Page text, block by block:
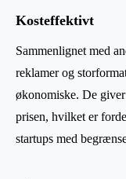
Kosteffektivt
Sammenlignet med
reklamer og
økonomiske. De
prisen, hvilket er
startups med